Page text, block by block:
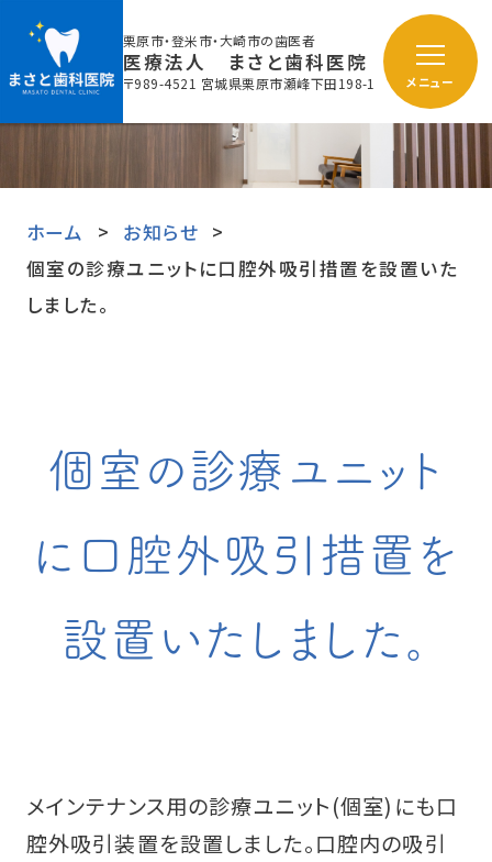
栗原市・登米市・大崎市の歯医者
医療法人 まさと歯科医院
〒989-4521 宮城県栗原市瀬峰下田198-1 メニュー
ホーム
お知らせ
個室の診療ユニットに口腔外吸引措置を設置いた
しました。
個室の診療ユニット
に口腔外吸引措置を
設置いたしました。
メインテナンス用の診療ユニット(個室)にも口
腔外吸引装置を設置しました。口腔内の吸引